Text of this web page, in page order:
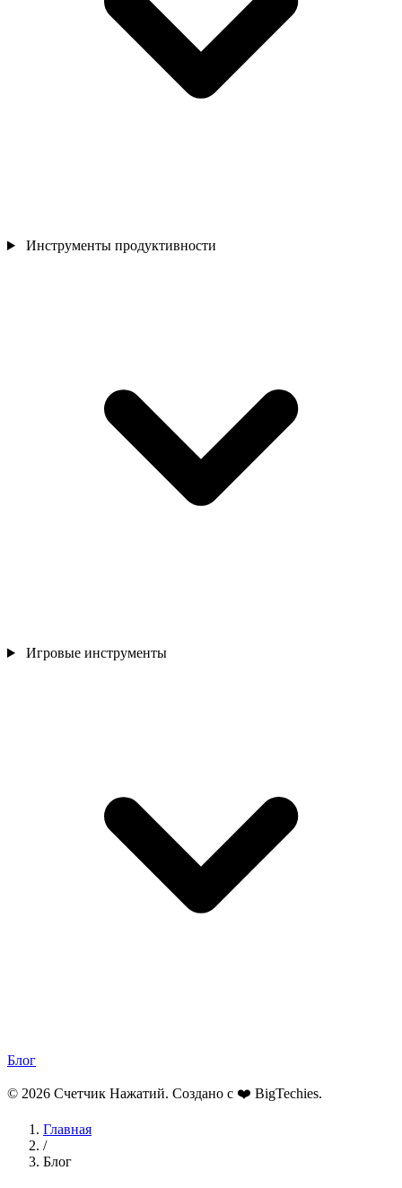
Инструменты продуктивности
Игровые инструменты
Блог
© 2026 Счетчик Нажатий. Создано с ❤️ BigTechies.
Главная
/
Блог